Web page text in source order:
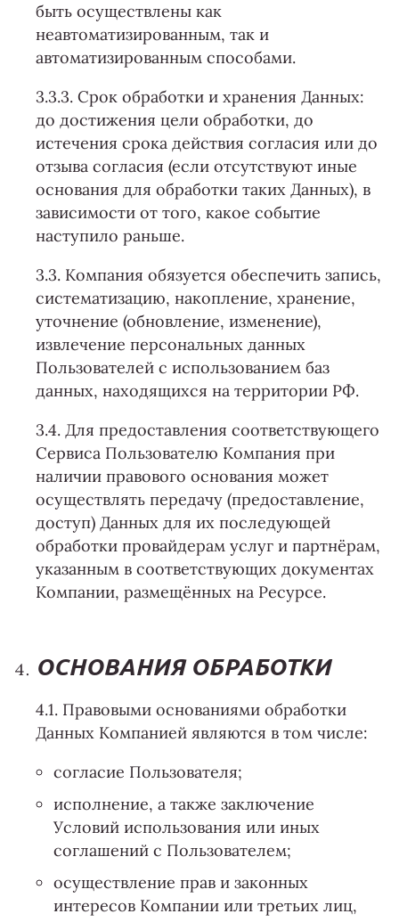
быть осуществлены как
неавтоматизированным, так и
автоматизированным способами.
3.3.3. Срок обработки и хранения Данных:
до достижения цели обработки, до
истечения срока действия согласия или до
отзыва согласия (если отсутствуют иные
основания для обработки таких Данных), в
зависимости от того, какое событие
наступило раньше.
3.3. Компания обязуется обеспечить запись,
систематизацию, накопление, хранение,
уточнение (обновление, изменение),
извлечение персональных данных
Пользователей с использованием баз
данных, находящихся на территории РФ.
3.4. Для предоставления соответствующего
Сервиса Пользователю Компания при
наличии правового основания может
осуществлять передачу (предоставление,
доступ) Данных для их последующей
обработки провайдерам услуг и партнёрам,
указанным в соответствующих документах
Компании, размещённых на Ресурсе.
ОСНОВАНИЯ ОБРАБОТКИ
4.1. Правовыми основаниями обработки
Данных Компанией являются в том числе:
согласие Пользователя;
исполнение, а также заключение
Условий использования или иных
соглашений с Пользователем;
осуществление прав и законных
интересов Компании или третьих лиц,